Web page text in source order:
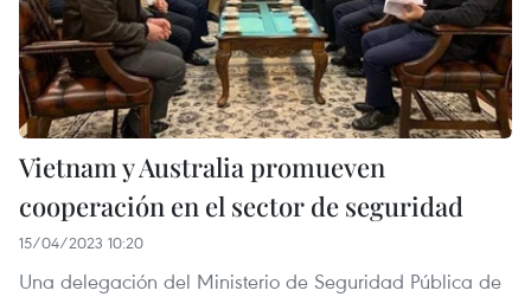
Vietnam y Australia promueven
cooperación en el sector de seguridad
15/04/2023 10:20
Una delegación del Ministerio de Seguridad Pública de